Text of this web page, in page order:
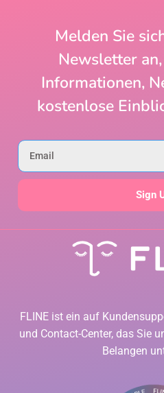
Melden Sie
Newsletter
Informationen,
kostenlose
Sign
FLINE ist ein auf
und Contact-Center, das Sie
Belangen